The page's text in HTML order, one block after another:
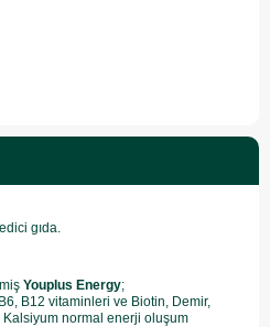
gıda.
Youplus Energy;
B12 vitaminleri ve Biotin, Demir,
normal enerji oluşum